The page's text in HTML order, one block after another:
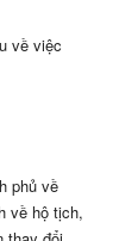
về việc
phủ về
về hộ tịch,